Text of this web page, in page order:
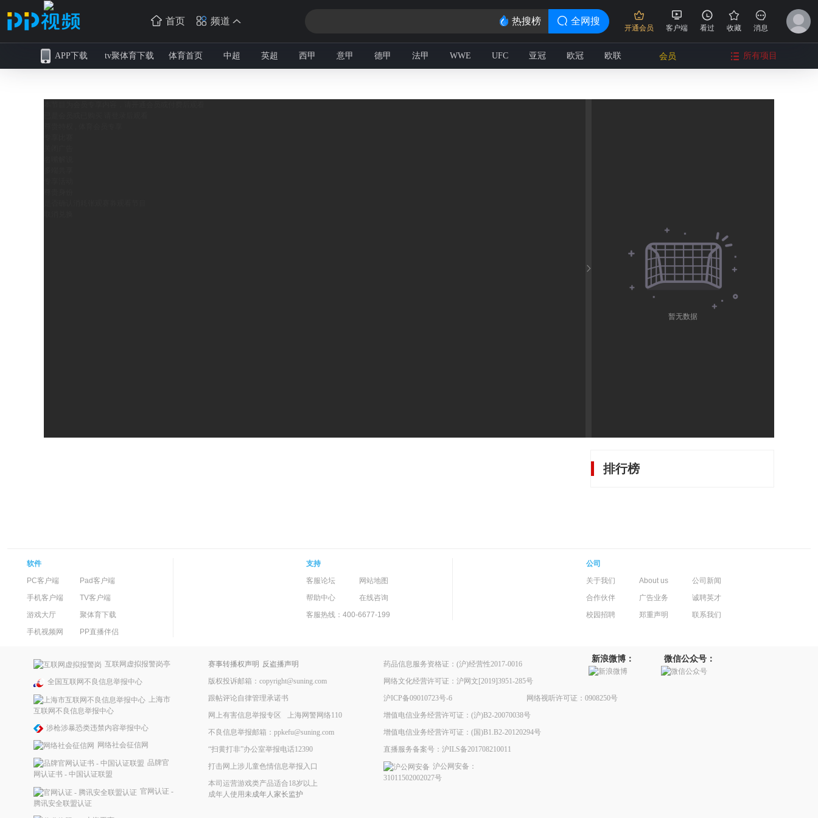
首页 频道 全网搜
热搜榜
开通会员 客户端 看过 收藏 消息
tv聚体育下载
APP下载 体育首页 中超 英超 西甲 意甲 德甲 法甲 WWE UFC 亚冠 欧冠 欧联 会员 所有项目
暂无数据
排行榜
软件
PC客户端
Pad客户端
手机客户端
TV客户端
游戏大厅
聚体育下载
手机视频网
PP直播伴侣
支持
客服论坛
网站地图
帮助中心
在线咨询
客服热线：400-6677-199
公司
关于我们
About us
公司新闻
合作伙伴
广告业务
诚聘英才
校园招聘
郑重声明 联系我们
互联网虚拟报警岗亭
全国互联网不良信息举报中心
上海市
互联网不良信息举报中心
涉枪涉暴恐类违禁内容举报中心
网络社会征信网
品牌官
网认证书 - 中国认证联盟
官网认证 -
腾讯安全联盟认证
赛事转播权声明 反盗播声明
版权投诉邮箱：copyright@suning.com
跟帖评论自律管理承诺书
网上有害信息举报专区
上海网警网络110
不良信息举报邮箱：ppkefu@suning.com
“扫黄打非”办公室举报电话12390
打击网上涉儿童色情信息举报入口
本司运营游戏类产品适合18岁以上
成年人使用未成年人家长监护
药品信息服务资格证：(沪)经营性2017-0016
网络文化经营许可证：沪网文[2019]3951-285号
沪ICP备09010723号-6
网络视听许可证：0908250号
增值电信业务经营许可证：(沪)B2-20070038号
增值电信业务经营许可证：(国)B1.B2-20120294号
直播服务备案号：沪ILS备201708210011
沪公网安备：
31011502002027号
新浪微博： 微信公众号：